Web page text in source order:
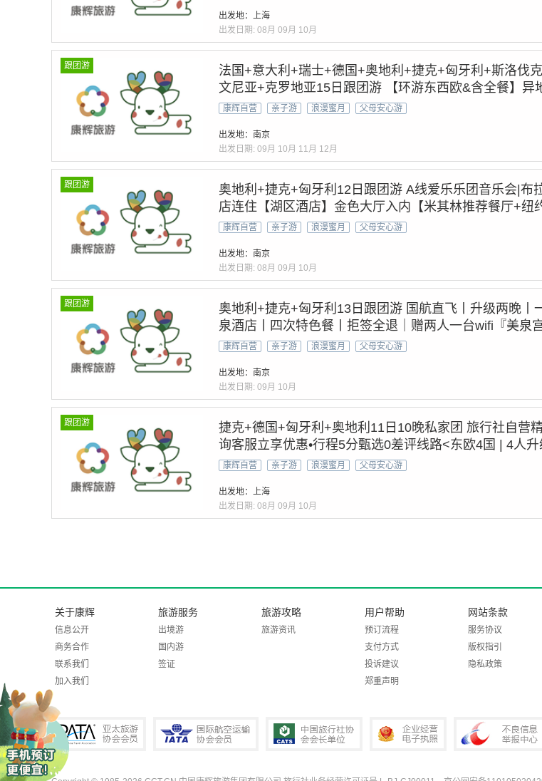
出发地：上海
出发日期: 08月 09月 10月
跟团游
法国+意大利+瑞士+德国+奥地利+捷克+匈牙利+斯洛伐
文尼亚+克罗地亚15日跟团游 【环游东西欧&含全餐】异
纹&拒签全退&酒店｜塞纳河游船+巴黎双宫耳机讲解&五
康辉自营 亲子游 浪漫蜜月 父母安心游
出发地：南京
出发日期: 09月 10月 11月 12月
跟团游
奥地利+捷克+匈牙利12日跟团游 A线爱乐乐团音乐会|布
店连住【湖区酒店】金色大厅入内【米其林推荐餐厅+纽
馆下午茶】上海航空往返直飞+梅尔克修道院+哈尔施塔特
康辉自营 亲子游 浪漫蜜月 父母安心游
出发地：南京
出发日期: 08月 09月 10月
跟团游
奥地利+捷克+匈牙利13日跟团游 国航直飞丨升级两晚丨
泉酒店丨四次特色餐丨拒签全退｜赠两人一台wifi『美泉
大厅+人骨教堂入内参观+多瑙河游船+梅尔克修道院』哈
康辉自营 亲子游 浪漫蜜月 父母安心游
出发地：南京
出发日期: 09月 10月
跟团游
捷克+德国+匈牙利+奥地利11日10晚私家团 旅行社自营
询客服立享优惠•行程5分甄选0差评线路<东欧4国 | 4人升
奔驰•行程可调•签证代办>布达佩斯+布拉格+维也纳+CK
康辉自营 亲子游 浪漫蜜月 父母安心游
出发地：上海
出发日期: 08月 09月 10月
关于康辉
信息公开
商务合作
联系我们
加入我们
旅游服务
出境游
国内游
签证
旅游攻略
旅游资讯
用户帮助
预订流程
支付方式
投诉建议
郑重声明
网站条款
服务协议
版权指引
隐私政策